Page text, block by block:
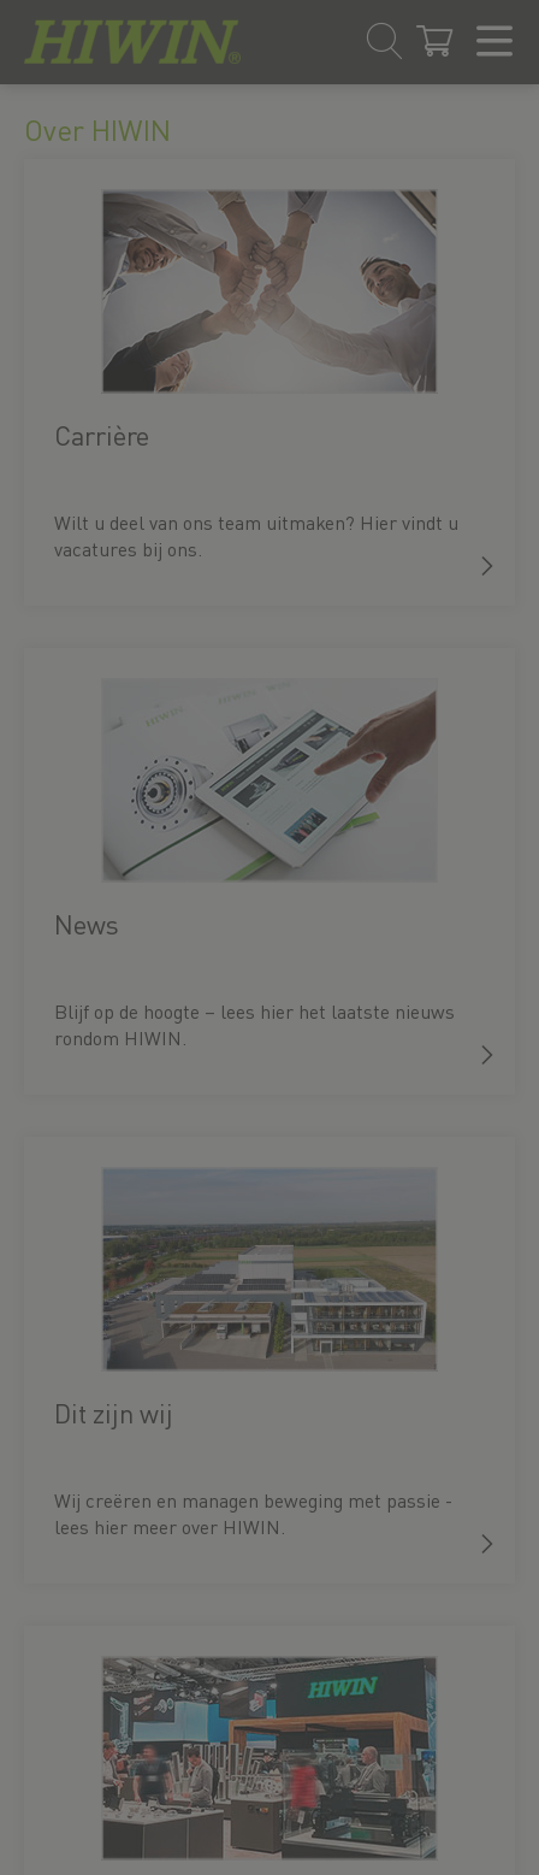
naar
inhoud
naar
navigatiemenu
Over HIWIN
Carrière
Wilt u deel van ons team uitmaken? Hier vindt u
vacatures bij ons.
News
Blijf op de hoogte – lees hier het laatste nieuws
rondom HIWIN.
Dit zijn wij
Wij creëren en managen beweging met passie -
lees hier meer over HIWIN.